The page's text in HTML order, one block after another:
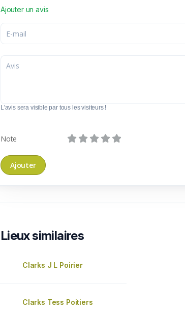
Ajouter un avis
L'avis sera visible par tous les visiteurs !
Note
Lieux similaires
Clarks J L Poirier
Clarks Tess Poitiers